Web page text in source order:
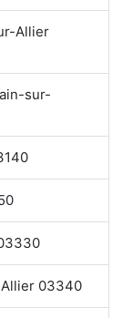
Allier
sur-
03340